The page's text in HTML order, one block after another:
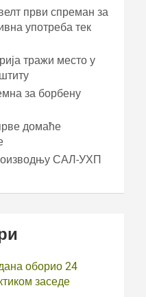
први спреман за
употреба тек
тражи место у
за борбену
домаће
САЛ-УХП
оборио 24
заседе